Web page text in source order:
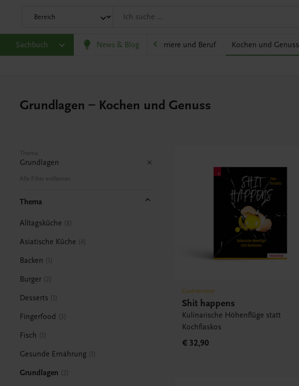
Sachbuch News & Blog
Gesellschaft, Politik und Wirtschaft Karriere und Beruf Kochen und Genuss
Grundlagen – Kochen und Genuss
Thema
Grundlagen
Alle Filter entfernen
Thema
Alltagsküche 8
Asiatische Küche 4
Backen 1
Burger 2
Desserts 1
Fingerfood 3
Fisch 1
Gesunde Ernährung 1
Grundlagen 2
Gastronomie
Shit happens
Kulinarische Höhenflüge statt
Kochfiaskos
€ 32,90